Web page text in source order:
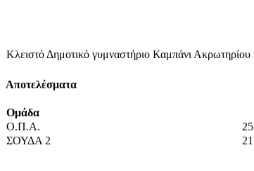
Κλειστό Δημοτικό γυμναστήριο Καμπάνι Ακρωτηρίου
Αποτελέσματα
Ομάδα
Ο.Π.Α.
25
ΣΟΥΔΑ 2
21